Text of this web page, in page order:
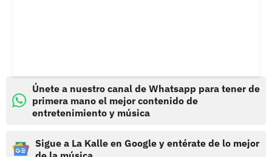
Únete a nuestro canal de Whatsapp para tener de
primera mano el mejor contenido de
entretenimiento y música
Sigue a La Kalle en Google y entérate de lo mejor